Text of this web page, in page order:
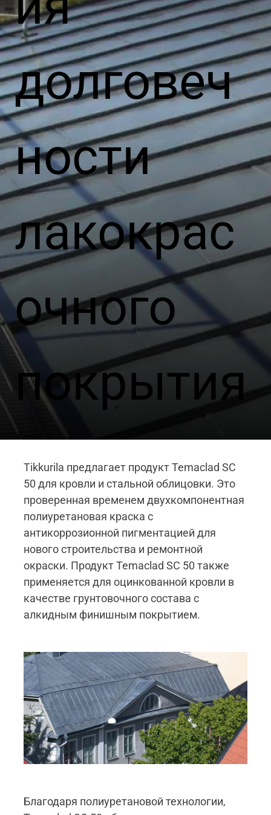
долговеч
ности
лакокрас
очного
покрытия
Tikkurila предлагает продукт Temaclad SC
50 для кровли и стальной облицовки. Это
проверенная временем двухкомпонентная
полиуретановая краска с
антикоррозионной пигментацией для
нового строительства и ремонтной
окраски. Продукт Temaclad SC 50 также
применяется для оцинкованной кровли в
качестве грунтовочного состава с
алкидным финишным покрытием.
Благодаря полиуретановой технологии,